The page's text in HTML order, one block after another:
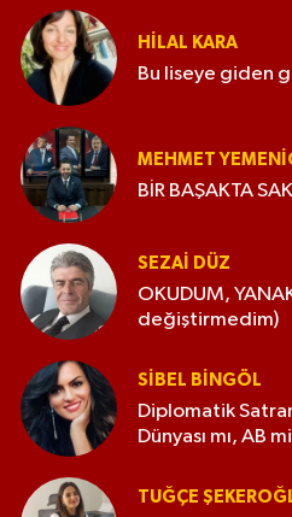
HILAL KARA
Bu liseye giden
MEHMET
BİR BAŞAKTA
SEZAI DÜZ
OKUDUM,
değiştirmedim)
SIBEL BINGÖL
Diplomatik
Dünyası mı, AB
TUĞÇE